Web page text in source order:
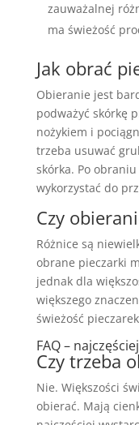
zauważalnej
ma świeżość
Jak obrać
Obieranie jest
podważyć skórkę
nożykiem i
trzeba usuwać
skórka. Po
wykorzystać do
Czy
Różnice są
obrane pieczarki
jednak dla
większego
świeżość
FAQ –
Czy trzeba
Nie. Większości
obierać. Mają